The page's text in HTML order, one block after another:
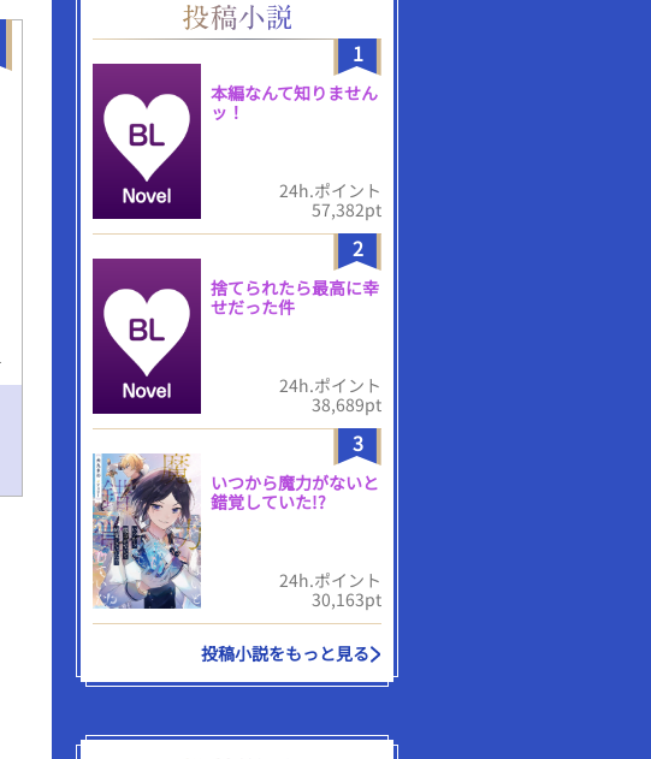
1
本編なんて知りません
ッ！
24h.ポイント
57,382pt
2
捨てられたら最高に幸
せだった件
24h.ポイント
38,689pt
3
いつから魔力がないと
錯覚していた!?
24h.ポイント
30,163pt
投稿小説をもっと見る